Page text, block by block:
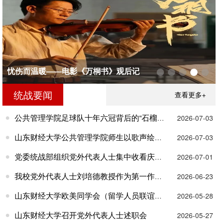
党委统战部组织党外代表人士集中收看庆祝建党105周年大会
山东财经大学召开党外代表人士述职会
山东财经大学召开“参政为公、实干为民”主题教育推进会
忧伤而温暖——电影《万桐书》观后记
学校组织开展铸牢中华民族共同体意识主题观影活动
统战要闻 查看更多+
公共管理学院足球队十年六冠背后的“石榴籽”密码
2026-07-03
山东财经大学公共管理学院师生以歌声绘就民族团结同心圆
2026-07-03
党委统战部组织党外代表人士集中收看庆祝建党105周年大会
2026-07-01
我校党外代表人士刘培德教授作为第一作者在《管理世界》发...
2026-06-23
山东财经大学欧美同学会（留学人员联谊会）组织主题观影活动
2026-05-28
山东财经大学召开党外代表人士述职会
2026-05-27